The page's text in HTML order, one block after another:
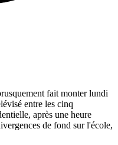
fait monter lundi
entre les cinq
après une heure
de fond sur l'école,